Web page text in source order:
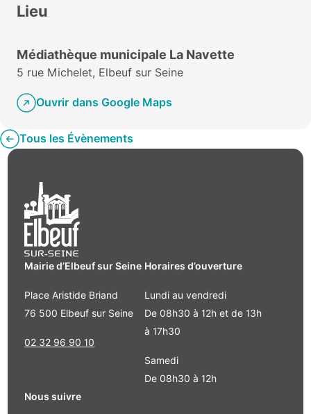
Lieu
Médiathèque municipale La Navette
5 rue Michelet, Elbeuf sur Seine
Ouvrir dans Google Maps
Tous les Évènements
Mairie d’Elbeuf sur Seine
Place Aristide Briand
76 500 Elbeuf sur Seine
02 32 96 90 10
Horaires d’ouverture
Lundi au vendredi
De 08h30 à 12h et de 13h
à 17h30
Samedi
De 08h30 à 12h
Nous suivre